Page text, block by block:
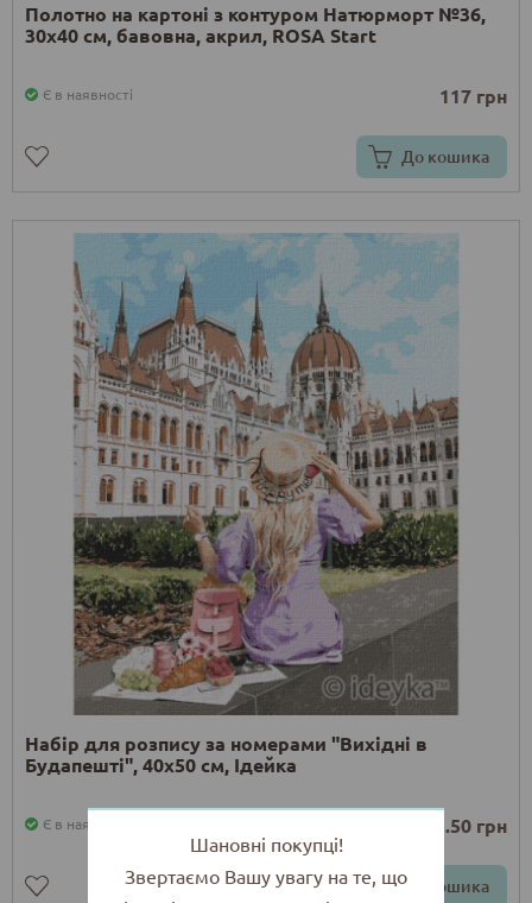
Полотно на картоні з контуром Натюрморт №36,
30х40 см, бавовна, акрил, ROSA Start
Є в наявності 117 грн
До кошика
Набір для розпису за номерами "Вихідні в
Будапешті", 40х50 см, Ідейка
Є в наявності 221.50 грн
До кошика
Шановні покупці!
Звертаємо Вашу увагу на те, що